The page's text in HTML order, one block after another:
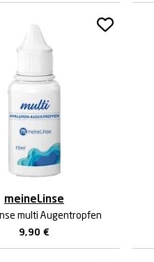
meineLinse
multi Augentropfen
9,90 €